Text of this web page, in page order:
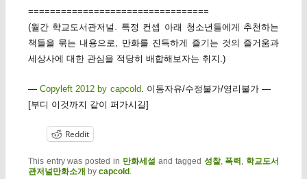
=================================
(월간 학교도서관저널. 특정 컨셉 아래 청소년들에게 추천하는
책들을 묶는 내용으로, 만화를 진득하게 즐기는 것의 즐거움과
세상사에 대한 관심을 적당히 배합해보자는 취지.)
— Copyleft 2012 by capcold. 이동자유/수정불가/영리불가 —
[부디 이것까지 같이 퍼가시길]
Reddit
This entry was posted in 만화세설 and tagged 성찰,폭력
학교도서
관저널만화소개 by capcold.